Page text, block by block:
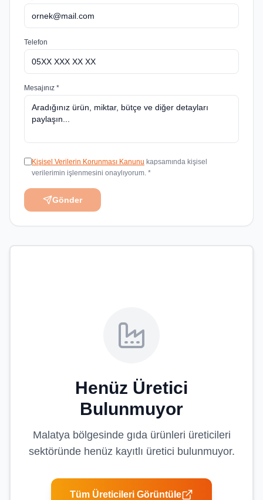
Telefon
Mesajınız *
Kişisel Verilerin Korunması Kanunu kapsamında kişisel
verilerimin işlenmesini onaylıyorum. *
Gönder
Henüz Üretici
Bulunmuyor
Malatyabölgesinde gıda ürünleri üreticileri
sektöründe henüz kayıtlı üretici bulunmuyor.
Tüm Üreticileri Görüntüle